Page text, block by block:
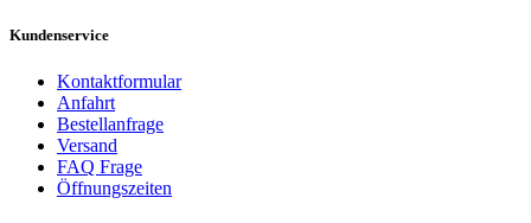
Kundenservice
Kontaktformular
Anfahrt
Bestellanfrage
Versand
FAQ Frage
Öffnungszeiten